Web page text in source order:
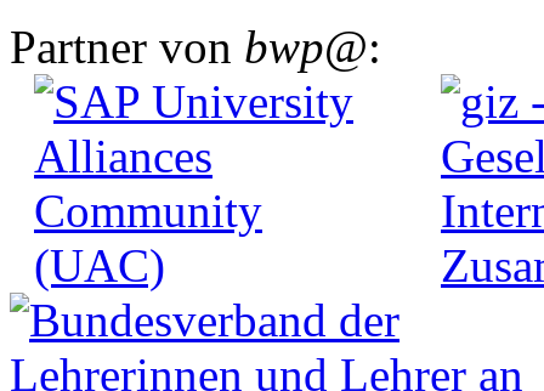
Partner von bwp@: